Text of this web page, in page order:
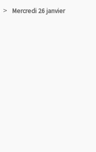
Mercredi 26 janvier